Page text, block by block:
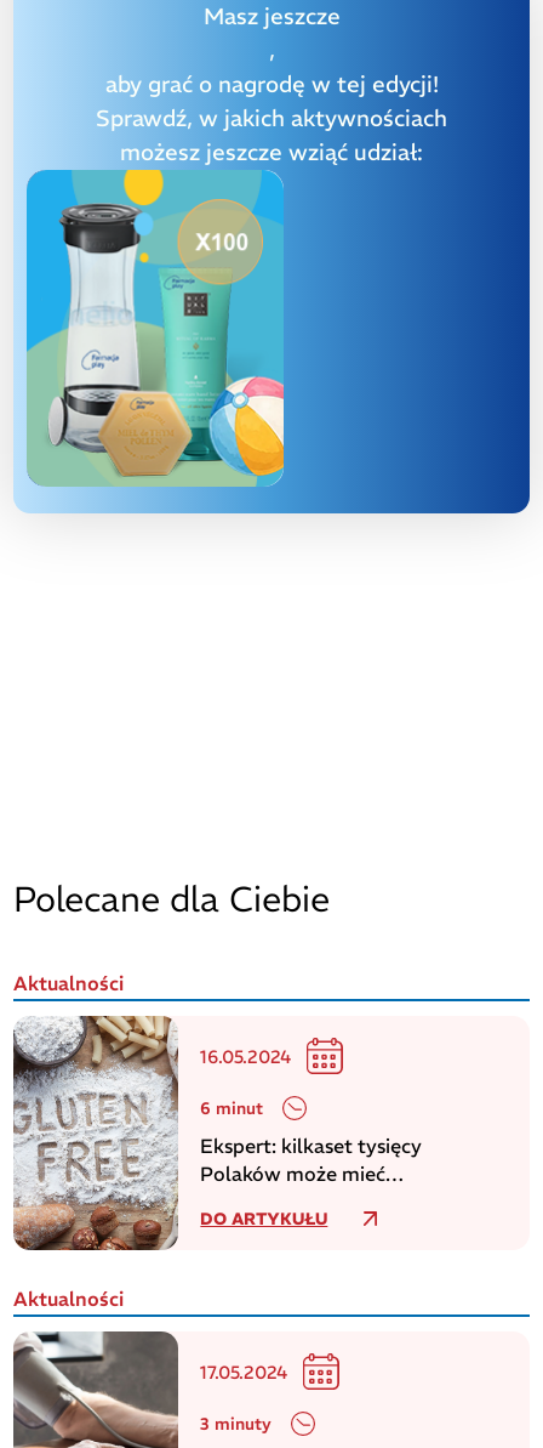
Masz jeszcze
,
aby grać o nagrodę w tej edycji!
Sprawdź, w jakich aktywnościach
możesz jeszcze wziąć udział:
Polecane dla Ciebie
Aktualności
16.05.2024
6 minut
Ekspert: kilkaset tysięcy
Polaków może mieć
DO ARTYKUŁU
Aktualności
17.05.2024
3 minuty